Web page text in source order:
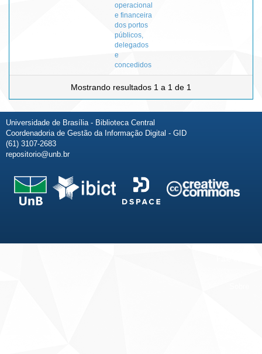
operacional
e financeira
dos portos
públicos,
delegados
e
concedidos
Mostrando resultados 1 a 1 de 1
Universidade de Brasília - Biblioteca Central
Coordenadoria de Gestão da Informação Digital - GID
(61) 3107-2683
repositorio@unb.br